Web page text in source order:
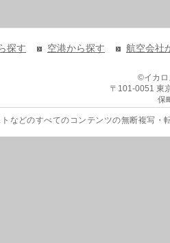
探す 空港から探す 航空会社
©イカ
〒101-0051 東
保
トなどのすべてのコンテンツの無断複